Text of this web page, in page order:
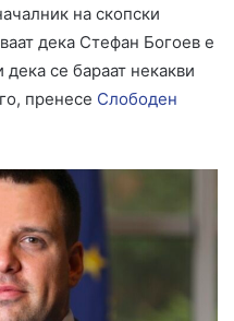
на скопски
дека Стефан Богоев е
се бараат некакви
пренесе Слободен